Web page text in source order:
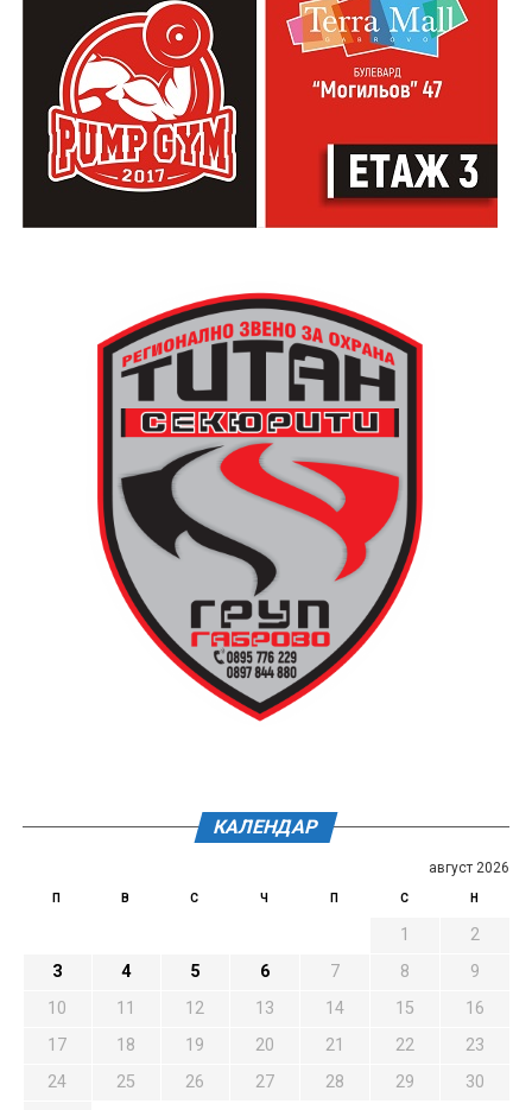
КАЛЕНДАР
август 2026
П В С Ч П С Н
1
2
3
4 5 6 7 8
9
10
11 12 13 14 15
16
17
18 19 20 21 22
23
24
25 26 27 28 29
30